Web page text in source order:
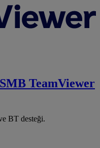
TeamViewer
BT desteği.